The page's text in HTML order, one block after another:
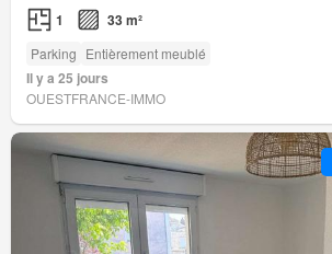
1 33 m²
Parking Entièrement meublé
Il y a 25 jours
OUESTFRANCE-IMMO